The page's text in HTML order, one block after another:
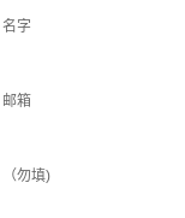
名字
邮箱
（勿填)